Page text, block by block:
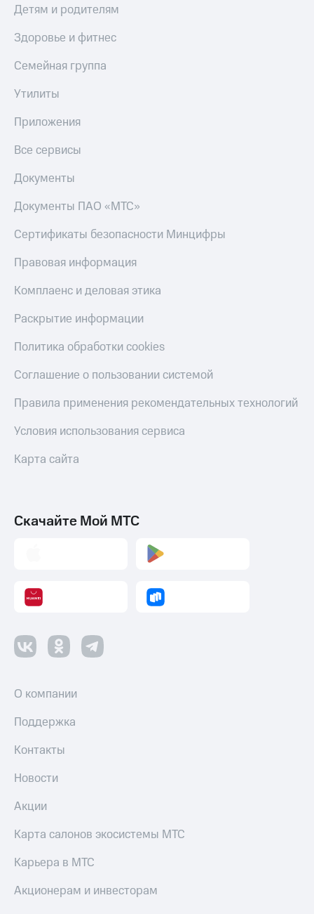
Детям и родителям
Здоровье и фитнес
Семейная группа
Утилиты
Приложения
Все сервисы
Документы
Документы ПАО «МТС»
Сертификаты безопасности Минцифры
Правовая информация
Комплаенс и деловая этика
Раскрытие информации
Политика обработки cookies
Соглашение о пользовании системой
Правила применения рекомендательных технологий
Условия использования сервиса
Карта сайта
Скачайте Мой МТС
О компании
Поддержка
Контакты
Новости
Акции
Карта салонов экосистемы МТС
Карьера в МТС
Акционерам и инвесторам